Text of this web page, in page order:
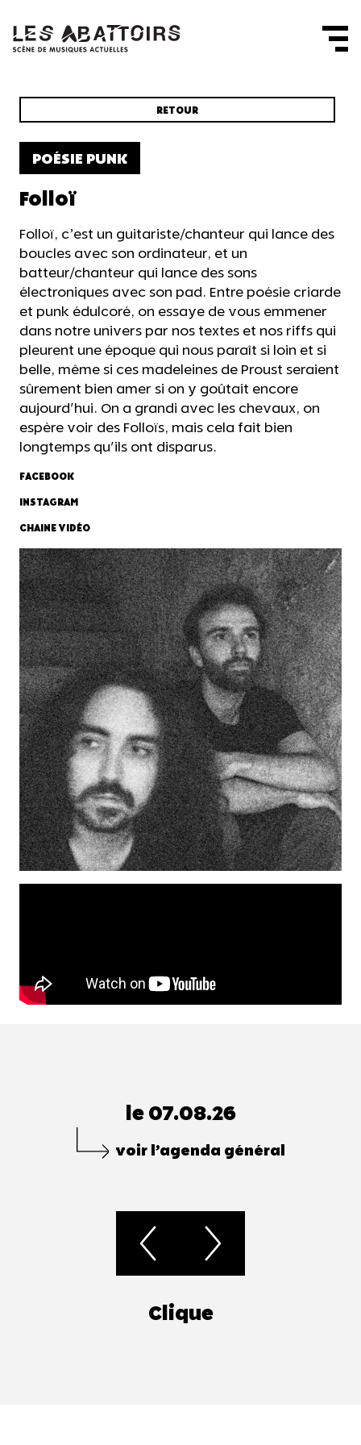
RETOUR
POÉSIE PUNK
Folloï
Folloï, c’est un guitariste/chanteur qui lance des
boucles avec son ordinateur, et un
batteur/chanteur qui lance des sons
électroniques avec son pad. Entre poésie criarde
et punk édulcoré, on essaye de vous emmener
dans notre univers par nos textes et nos riffs qui
pleurent une époque qui nous paraît si loin et si
belle, même si ces madeleines de Proust seraient
sûrement bien amer si on y goûtait encore
aujourd'hui. On a grandi avec les chevaux, on
espère voir des Folloïs, mais cela fait bien
longtemps qu'ils ont disparus.
FACEBOOK
INSTAGRAM
CHAINE VIDÉO
le 07.08.26
voir l’agenda général
Clique